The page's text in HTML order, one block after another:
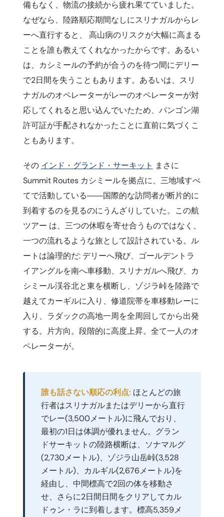
備もなく、物流の接続から疲れ果てていました。
なぜなら、陸路順応期間なしにスリナガルからレ
ーへ直行すると、 高山病のリスクが大幅に高まる
ことを誰も教えてくれなかったからです。あるい
は、カシミールの予約が合うのを待つ間にデリー
で2日間を失うこともあります。あるいは、スリ
ナガルのオペレーターがレーのオペレーターが対
応してくれると思い込んでいたため、パンゴン湖
許可証が手配されなかったことに直前に気づくこ
ともあります。
その インド・グランド・サーキット まさに
Summit Routes カシミールを拠点に、三地域すべ
てで活動している――国際的な訪問者が断片的に
到着するのを見るのにうんざりしていた。この航
ツアー は、三つの休暇を寄せ合うものではなく、
一つの流れるような旅として設計されている。ル
ートは論理的だ: デリーへ飛び、ゴールデントラ
イアングルを南へ車移動、スリナガルへ飛び、カ
シミール渓谷北と東を横断し、ゾジラ峠を陸路で
越えてカーギルに入り、修道院帯を車移動レーに
入り、ラダックの高地一周を全周回してから出発
する。片方向。段階的に高度上昇。全て一人のオ
ペレーターが。
誰も話さない順応の利点: ほとんどの旅
行者はスリナガルまたはデリーから直行
でレー(3,500メートル)に飛んでおり、
最初の1日は体調が優れません。グラン
ドサーキットの陸路横断は、ソナマルグ
(2,730メートル)、ゾジラ山岳峠(3,528
メートル)、カルギル(2,676メートル)を
経由し、中間標高で2回の体を移動さ
せ、さらに2日間日間をクリアしてカル
ドゥン・ラに到着します。標高5,359メ